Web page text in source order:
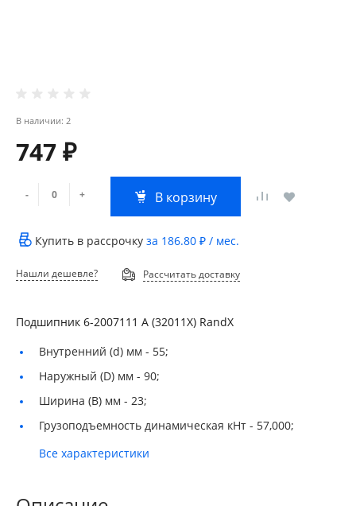
В наличии: 2
747 ₽
- + В корзину
Купить в рассрочку за 186.80 ₽ / мес.
Нашли дешевле? Рассчитать доставку
Подшипник 6-2007111 A (32011X) RandX
Внутренний (d) мм - 55;
Наружный (D) мм - 90;
Ширина (B) мм - 23;
Грузоподъемность динамическая кНт - 57,000;
Все характеристики